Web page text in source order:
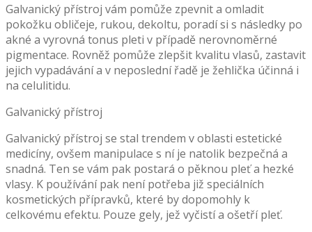
Galvanický přístroj vám pomůže zpevnit a omladit
pokožku obličeje, rukou, dekoltu, poradí si s následky po
akné a vyrovná tonus pleti v případě nerovnoměrné
pigmentace. Rovněž pomůže zlepšit kvalitu vlasů, zastavit
jejich vypadávání a v neposlední řadě je žehlička účinná i
na celulitidu.
Galvanický přístroj
Galvanický přístroj se stal trendem v oblasti estetické
medicíny, ovšem manipulace s ní je natolik bezpečná a
snadná. Ten se vám pak postará o pěknou pleť a hezké
vlasy. K používání pak není potřeba již speciálních
kosmetických přípravků, které by dopomohly k
celkovému efektu. Pouze gely, jež vyčistí a ošetří pleť.